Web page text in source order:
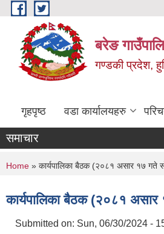
Skip to main content
बरेङ
गण्डकी प्रदेश,
गृहपृष्ठ वडा कार्यालयहरु
समाचार
You are here
Home » कार्यपालिका बैठक (२०८१ असार १७ गते
कार्यपालिका बैठक (२०८१ असार
Submitted on: Sun, 06/30/2024 -